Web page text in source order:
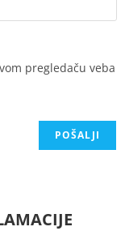
pregledaču veba